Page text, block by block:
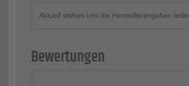
Aktuell stehen uns die Herstellerangaben
Bewertungen